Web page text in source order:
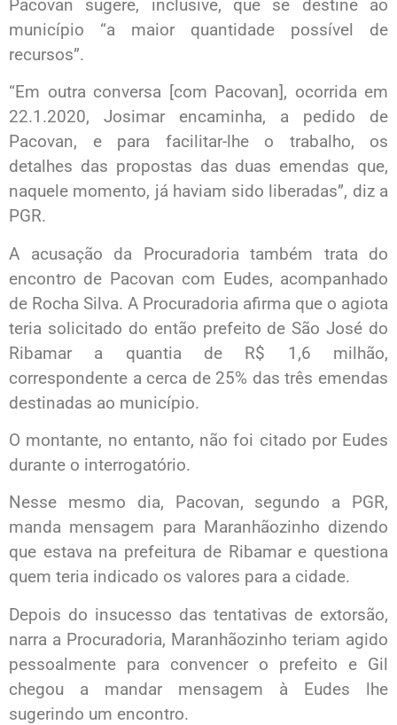
Pacovan sugere, inclusive, que se destine ao
município “a maior quantidade possível de
recursos”.
“Em outra conversa [com Pacovan], ocorrida em
22.1.2020, Josimar encaminha, a pedido de
Pacovan, e para facilitar-lhe o trabalho, os
detalhes das propostas das duas emendas que,
naquele momento, já haviam sido liberadas”, diz a
PGR.
A acusação da Procuradoria também trata do
encontro de Pacovan com Eudes, acompanhado
de Rocha Silva. A Procuradoria afirma que o agiota
teria solicitado do então prefeito de São José do
Ribamar a quantia de R$ 1,6 milhão,
correspondente a cerca de 25% das três emendas
destinadas ao município.
O montante, no entanto, não foi citado por Eudes
durante o interrogatório.
Nesse mesmo dia, Pacovan, segundo a PGR,
manda mensagem para Maranhãozinho dizendo
que estava na prefeitura de Ribamar e questiona
quem teria indicado os valores para a cidade.
Depois do insucesso das tentativas de extorsão,
narra a Procuradoria, Maranhãozinho teriam agido
pessoalmente para convencer o prefeito e Gil
chegou a mandar mensagem à Eudes lhe
sugerindo um encontro.